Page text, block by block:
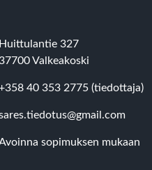
327
Valkeakoski
40 353 2775 (tiedottaja)
sopimuksen mukaan